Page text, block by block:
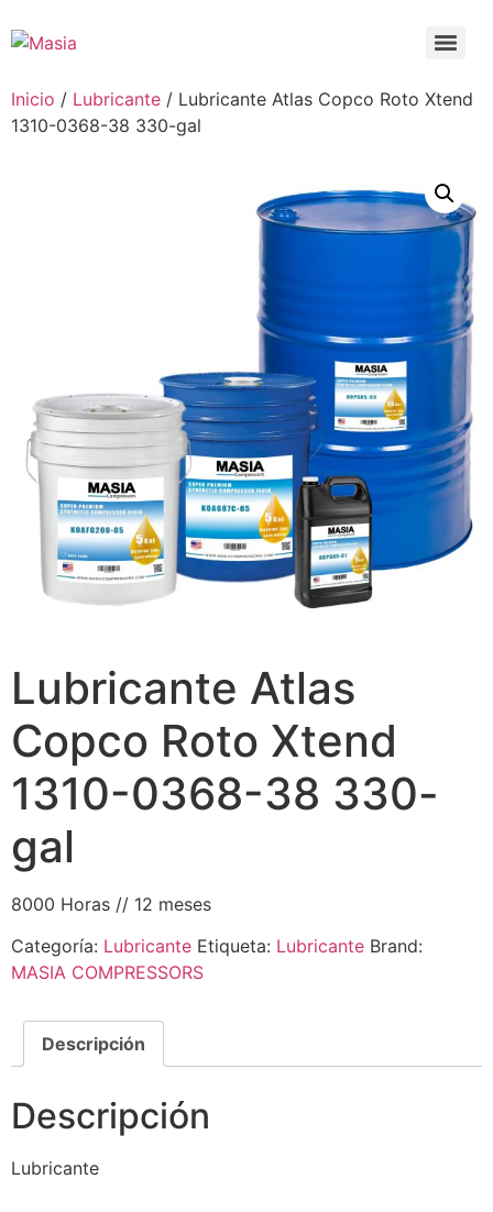
Inicio / Lubricante / Lubricante Atlas Copco Roto Xtend
1310-0368-38 330-gal
Lubricante Atlas
Copco Roto Xtend
1310-0368-38 330-
gal
8000 Horas // 12 meses
Categoría: Lubricante Etiqueta: Lubricante Brand:
MASIA COMPRESSORS
Descripción
Descripción
Lubricante